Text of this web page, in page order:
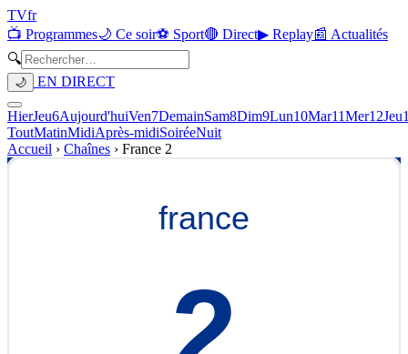
TVfr
📺 Programmes🌙 Ce soir⚽ Sport🔴 Direct▶ Replay📰 Actualités
🔍
🌙 EN DIRECT
HierJeu6Aujourd'huiVen7DemainSam8Dim9Lun10Mar11Mer12Jeu
ToutMatinMidiAprès-midiSoiréeNuit
Accueil › Chaînes › France 2